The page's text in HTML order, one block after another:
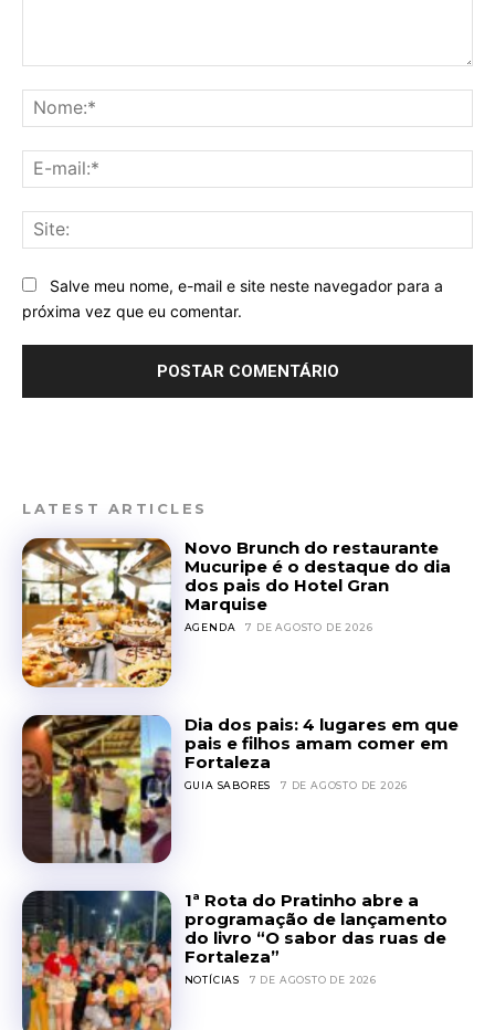
Salve meu nome, e-mail e site neste navegador para a
próxima vez que eu comentar.
LATEST ARTICLES
Novo Brunch do restaurante
Mucuripe é o destaque do dia
dos pais do Hotel Gran
Marquise
AGENDA 7 DE AGOSTO DE 2026
Dia dos pais: 4 lugares em que
pais e filhos amam comer em
Fortaleza
GUIA SABORES 7 DE AGOSTO DE 2026
1ª Rota do Pratinho abre a
programação de lançamento
do livro “O sabor das ruas de
Fortaleza”
NOTÍCIAS 7 DE AGOSTO DE 2026